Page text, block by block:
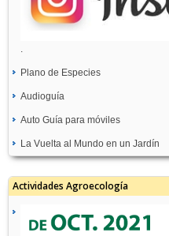
Plano de Especies
Audioguía
Auto Guía para móviles
La Vuelta al Mundo en un Jardín
Actividades Agroecología